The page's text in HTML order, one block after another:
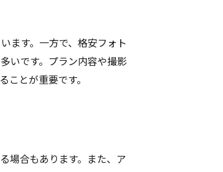
ます。一方で、格安フォト
いです。プラン内容や撮影
とが重要です。
場合もあります。また、ア